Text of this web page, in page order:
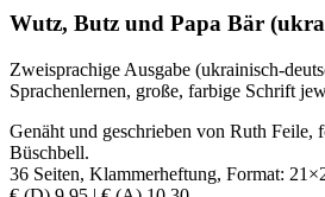
Wutz, Butz und Papa Bär
Zweisprachige Ausgabe (ukrainisch-
Sprachenlernen, große, farbige Schrift
Genäht und geschrieben von Ruth Feile,
Büschbell.
36 Seiten, Klammerheftung, Format: